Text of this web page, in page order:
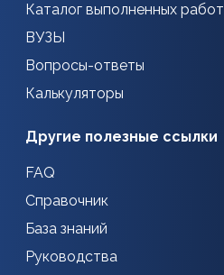
Каталог выполненных работ
ВУЗЫ
Вопросы-ответы
Калькуляторы
Другие полезные ссылки
FAQ
Справочник
База знаний
Руководства